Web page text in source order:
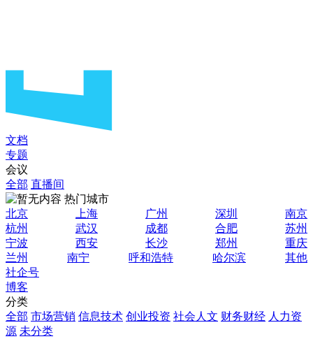
文档
专题
会议
全部 直播间
热门城市
北京
上海 广州 深圳
南京
杭州
武汉 成都 合肥
苏州
宁波
西安 长沙 郑州
重庆
兰州
南宁 呼和浩特 哈尔滨
其他
社企号
博客
分类
全部 市场营销 信息技术 创业投资 社会人文 财务财经 人力资
源 未分类